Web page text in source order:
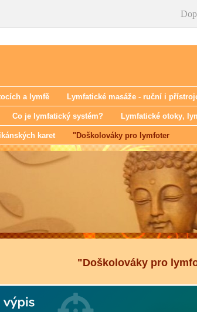
a lymfě Lymfatické masáže - ruční i
Co je lymfatický systém? Lymfatické otoky‚
karet "Doškolováky pro lymfoter
"Doškolováky pro